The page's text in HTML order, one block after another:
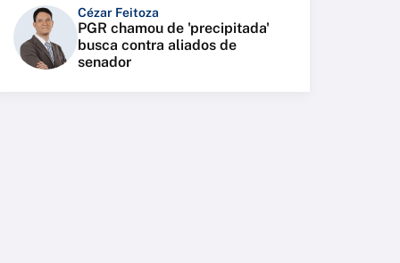
Cézar Feitoza
PGR chamou de 'precipitada'
busca contra aliados de
senador